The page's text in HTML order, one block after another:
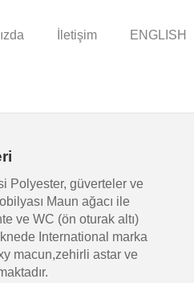
İletişim ENGLISH
Polyester, güverteler ve
Maun ağacı ile
ve WC (ön oturak altı)
International marka
macun,zehirli astar ve